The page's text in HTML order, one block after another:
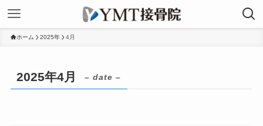
ホーム 2025年 4月
2025年4月 – date –